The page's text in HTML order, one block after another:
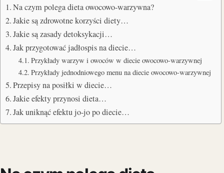
Na czym polega dieta owocowo-warzywna?
Jakie są zdrowotne korzyści diety…
Jakie są zasady detoksykacji…
Jak przygotować jadłospis na diecie…
Przykłady warzyw i owoców w diecie owocowo-warzywnej
Przykłady jednodniowego menu na diecie owocowo-warzywnej
Przepisy na posiłki w diecie…
Jakie efekty przynosi dieta…
Jak uniknąć efektu jo-jo po diecie…